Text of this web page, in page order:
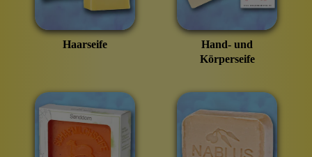
Haarseife
Hand- und
Körperseife